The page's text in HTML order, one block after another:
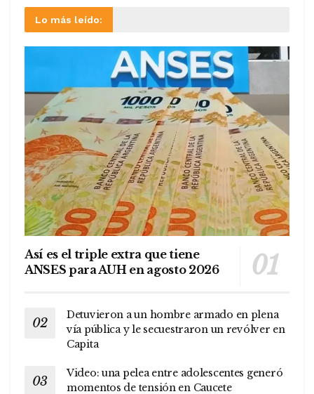
Lo más leído:
Así es el triple extra que tiene
ANSES para AUH en agosto 2026
Detuvieron a un hombre armado en plena
vía pública y le secuestraron un revólver en
Capita
Video: una pelea entre adolescentes generó
momentos de tensión en Caucete